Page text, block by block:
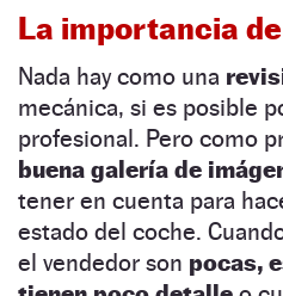
La importancia
Nada hay como una
mecánica, si es posible
profesional. Pero como
buena galería de
tener en cuenta para
estado del coche.
el vendedor son pocas,